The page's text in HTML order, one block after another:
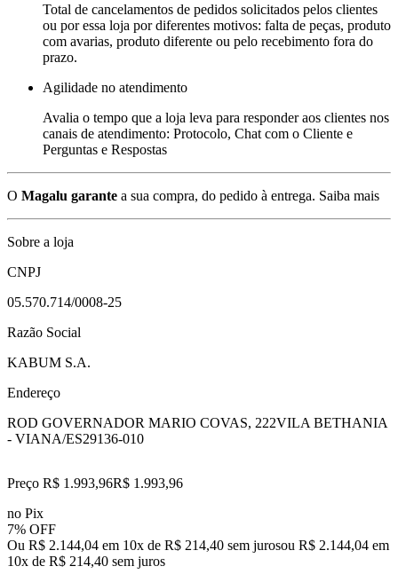
Total de cancelamentos de pedidos solicitados pelos clientes
ou por essa loja por diferentes motivos: falta de peças, produto
com avarias, produto diferente ou pelo recebimento fora do
prazo.
Agilidade no atendimento
Avalia o tempo que a loja leva para responder aos clientes nos
canais de atendimento: Protocolo, Chat com o Cliente e
Perguntas e Respostas
O Magalu garante a sua compra, do pedido à entrega. Saiba mais
Sobre a loja
CNPJ
05.570.714/0008-25
Razão Social
KABUM S.A.
Endereço
ROD GOVERNADOR MARIO COVAS, 222VILA BETHANIA
- VIANA/ES29136-010
Preço R$ 1.993,96R$ 1.993,96
no Pix
7% OFF
Ou R$ 2.144,04 em 10x de R$ 214,40 sem jurosou R$ 2.144,04 em
10x de R$ 214,40 sem juros